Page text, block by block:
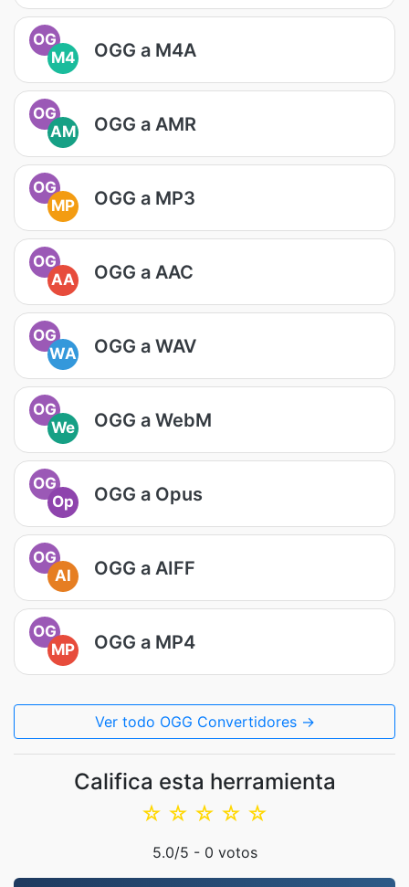
OG
M4
OGG a M4A
OG
AM
OGG a AMR
OG
MP
OGG a MP3
OG
AA
OGG a AAC
OG
WA
OGG a WAV
OG
We
OGG a WebM
OG
Op
OGG a Opus
OG
AI
OGG a AIFF
OG
MP
OGG a MP4
Ver todo OGG Convertidores →
Califica esta herramienta
☆
☆
☆
☆
☆
5.0/5 - 0 votos